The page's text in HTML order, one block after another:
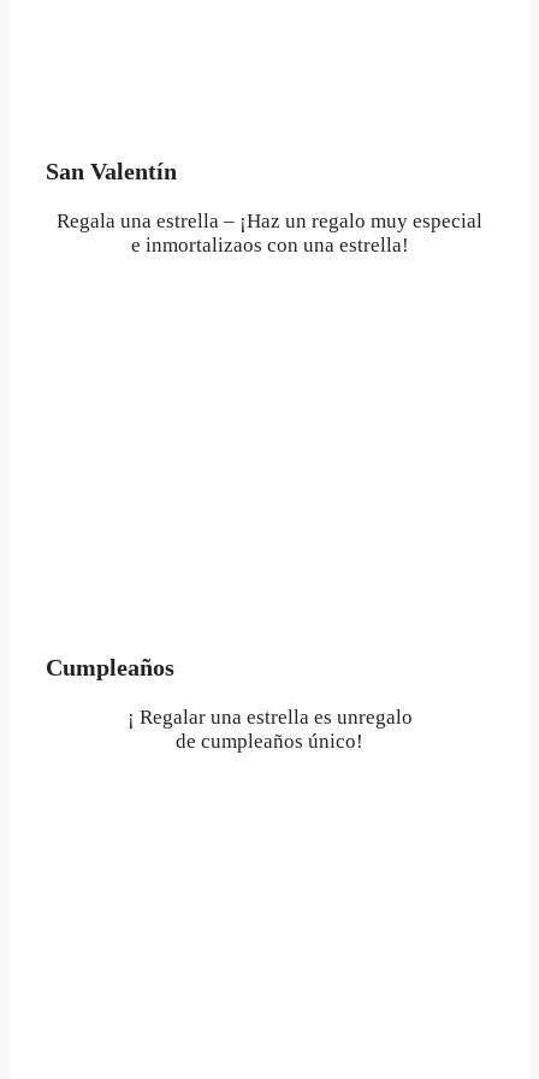
San Valentín
Regala una estrella – ¡Haz un regalo muy especial
e inmortalizaos con una estrella!
Cumpleaños
¡ Regalar una estrella es unregalo
de cumpleaños único!